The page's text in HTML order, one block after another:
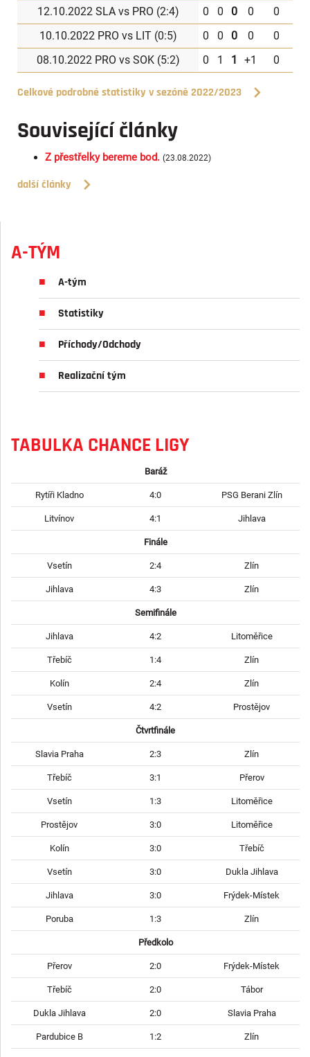
12.10.2022 SLA vs PRO (2:4) 0 0 0 0
0
10.10.2022 PRO vs LIT (0:5) 0 0 0 0
0
08.10.2022 PRO vs SOK (5:2) 0 1 1 +1 0
Celkové podrobné statistiky v sezóně 2022/2023
Související články
Z přestřelky bereme bod. (23.08.2022)
další články
A-TÝM
A-tým
Statistiky
Příchody/Odchody
Realizační tým
TABULKA CHANCE LIGY
Baráž
Rytíři Kladno 4:0 PSG Berani Zlín
Litvínov 4:1 Jihlava
Finále
Vsetín 2:4 Zlín
Jihlava 4:3 Zlín
Semifinále
Jihlava 4:2 Litoměřice
Třebíč 1:4 Zlín
Kolín 2:4 Zlín
Vsetín 4:2 Prostějov
Čtvrtfinále
Slavia Praha 2:3 Zlín
Třebíč 3:1 Přerov
Vsetín 1:3 Litoměřice
Prostějov 3:0 Litoměřice
Kolín 3:0 Třebíč
Vsetín 3:0 Dukla Jihlava
Jihlava 3:0 Frýdek-Místek
Poruba 1:3 Zlín
Předkolo
Přerov 2:0 Frýdek-Místek
Třebíč 2:0 Tábor
Dukla Jihlava 2:0 Slavia Praha
Pardubice B 1:2 Zlín